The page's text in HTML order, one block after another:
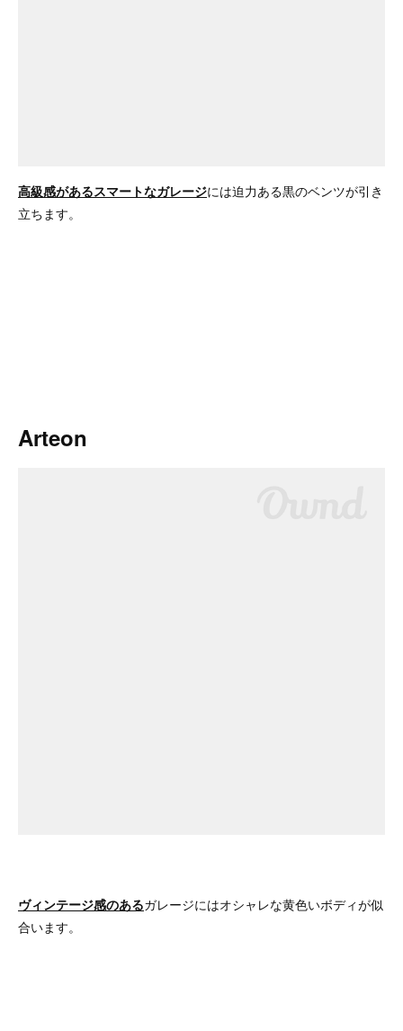
高級感があるスマートなガレージには迫力ある黒のベンツが引き
立ちます。
Arteon
ヴィンテージ感のあるガレージにはオシャレな黄色いボディが似
合います。